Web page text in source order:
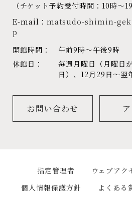
（チケット予約受付時間：10時～19
E-mail： matsudo-shimin-
p
開館時間：
午前9時～午後9時
休館日：
毎週月曜日（月曜日
日）、12月29日～翌
お問い合わせ
指定管理者
ウェブアク
個人情報保護方針
よくある